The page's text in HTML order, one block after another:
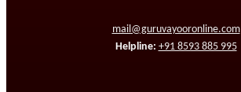
mail@guruvayooronline.com
Helpline: +91 8593 885 995